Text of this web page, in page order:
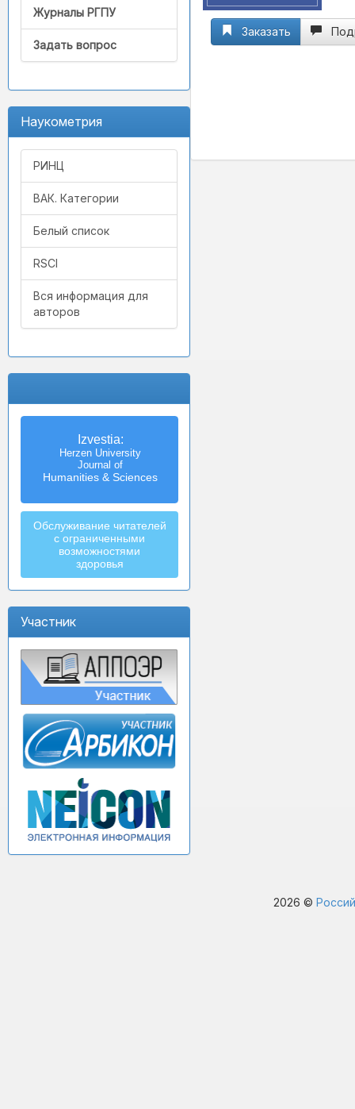
Журналы РГПУ
Задать вопрос
Наукометрия
РИНЦ
ВАК. Категории
Белый список
RSCI
Вся информация для
авторов
Izvestia:
Herzen University
Journal of
Humanities & Sciences
Обслуживание читателей
с ограниченными
возможностями
здоровья
Участник
Заказать
2026 ©